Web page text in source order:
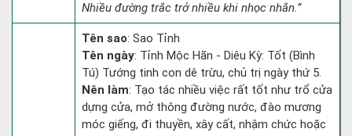
Nhiều đường trắc trở nhiều khi nhọc nhằn.”
Tên sao: Sao Tỉnh
Tên ngày: Tỉnh Mộc Hãn - Diêu Kỳ: Tốt (Bình
Tú) Tướng tinh con dê trừu, chủ trị ngày thứ 5.
Nên làm: Tạo tác nhiều việc rất tốt như trổ cửa
dựng cửa, mở thông đường nước, đào mương
móc giếng, đi thuyền, xây cất, nhậm chức hoặc